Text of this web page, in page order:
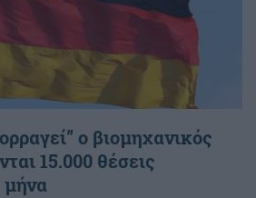
ο βιομηχανικός
15.000 θέσεις
μήνα